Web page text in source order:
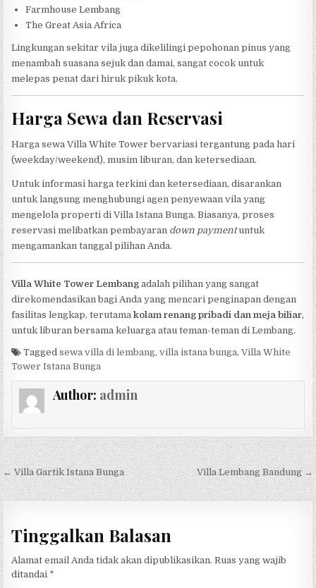
Farmhouse Lembang
The Great Asia Africa
Lingkungan sekitar vila juga dikelilingi pepohonan pinus yang
menambah suasana sejuk dan damai, sangat cocok untuk
melepas penat dari hiruk pikuk kota.
Harga Sewa dan Reservasi
Harga sewa Villa White Tower bervariasi tergantung pada hari
(weekday/weekend), musim liburan, dan ketersediaan.
Untuk informasi harga terkini dan ketersediaan, disarankan
untuk langsung menghubungi agen penyewaan vila yang
mengelola properti di Villa Istana Bunga. Biasanya, proses
reservasi melibatkan pembayaran down paymentuntuk
mengamankan tanggal pilihan Anda.
Villa White Tower Lembang adalah pilihan yang sangat
direkomendasikan bagi Anda yang mencari penginapan dengan
fasilitas lengkap, terutamakolam renang pribadi dan meja biliar,
untuk liburan bersama keluarga atau teman-teman di Lembang.
Taggedsewa villa di lembang,villa istana bunga,Villa White
Tower Istana Bunga
Author: admin
Navigasi pos
← Villa Gartik Istana Bunga Villa Lembang Bandung →
Tinggalkan Balasan
Alamat email Anda tidak akan dipublikasikan. Ruas yang wajib
ditandai *